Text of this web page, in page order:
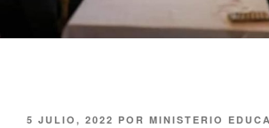
5 JULIO, 2022 POR MINISTERIO